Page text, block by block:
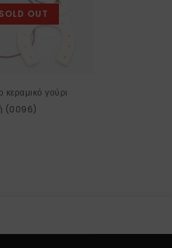
SOLD OUT
κεραμικό γούρι
(0096)